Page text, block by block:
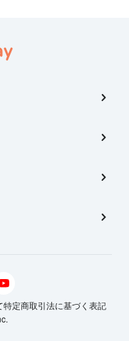
特定商取引法に基づく表記